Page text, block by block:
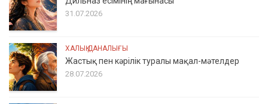
31.07.2026
ХАЛЫҚ ДАНАЛЫҒЫ
Жастық пен кәрілік туралы мақал-мәтелдер
28.07.2026